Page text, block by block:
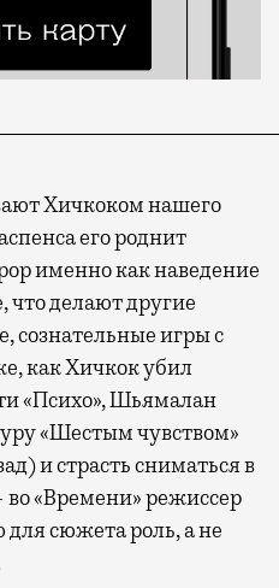
Хичкоком нашего
его роднит
именно как наведение
что делают другие
сознательные игры с
как Хичкок убил
«Психо», Шьямалан
«Шестым чувством»
и страсть сниматься в
«Времени» режиссер
сюжета роль, а не